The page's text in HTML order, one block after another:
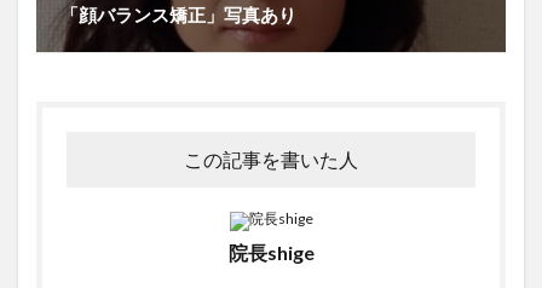
「顔バランス矯正」写真あり
この記事を書いた人
院長shige